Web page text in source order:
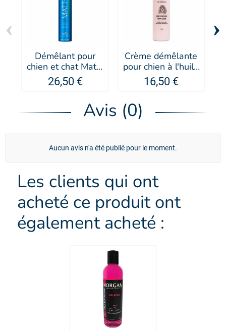
Démêlant pour
chien et chat Matt-
X - Artero
26,50 €
Crème démêlante
pour chien à l'huile
d'argan - PUPPY
16,50 €
‹ ›
Avis (0)
Aucun avis n'a été publié pour le moment.
Les clients qui ont
acheté ce produit ont
également acheté :